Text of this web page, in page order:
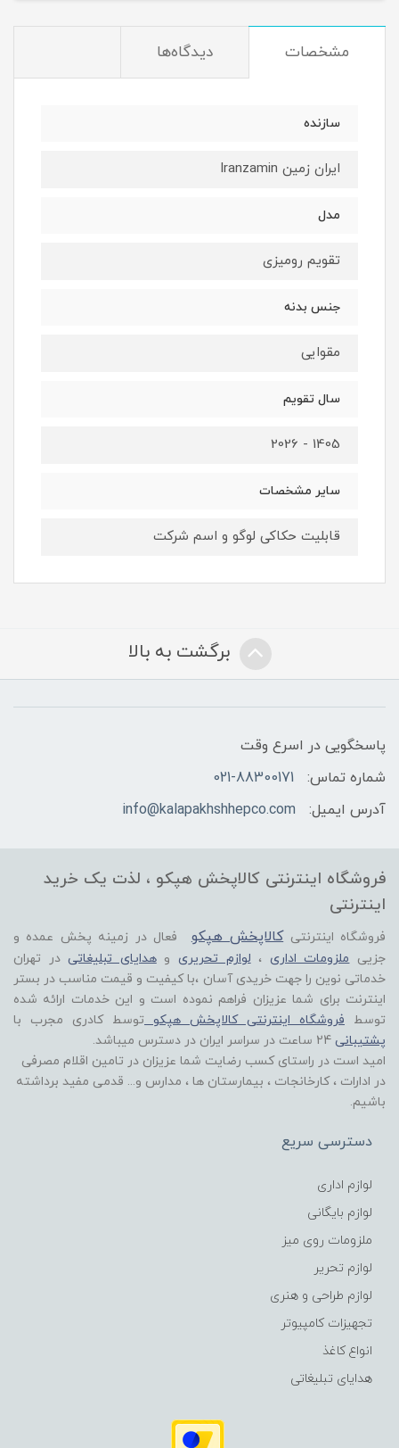
مشخصات دیدگاه‌ها
سازنده
ایران زمین Iranzamin
مدل
تقویم رومیزی
جنس بدنه
مقوایی
سال تقویم
1405 - 2026
سایر مشخصات
قابلیت حکاکی لوگو و اسم شرکت
برگشت به بالا
پاسخگویی در اسرع وقت
شماره تماس:
021-88300171
آدرس ایمیل:
info@kalapakhshhepco.com
فروشگاه اینترنتی کالاپخش هپکو ، لذت یک خرید
اینترنتی
فروشگاه اینترنتی کالاپخش هپکو
فعال در زمینه پخش عمده و
جزییملزومات اداری ،لوازم تحریری وهدایای تبلیغاتیدر تهران
خدماتی نوین را جهت خریدی آسان ،با کیفیت و قیمت مناسب در بستر
اینترنت برای شما عزیزان فراهم نموده است و این خدمات ارائه شده
توسط فروشگاه اینترنتی کالاپخش هپکو
توسط کادری مجرب با
پشتیبانی
امید است در راستای کسب رضایت شما عزیزان در تامین اقلام مصرفی
در ادارات ، کارخانجات ، بیمارستان ها ، مدارس و... قدمی مفید برداشته
باشیم.
دسترسی سریع
لوازم اداری
لوازم بایگانی
ملزومات روی میز
لوازم تحریر
لوازم طراحی و هنری
تجهیزات کامپیوتر
انواع کاغذ
هدایای تبلیغاتی